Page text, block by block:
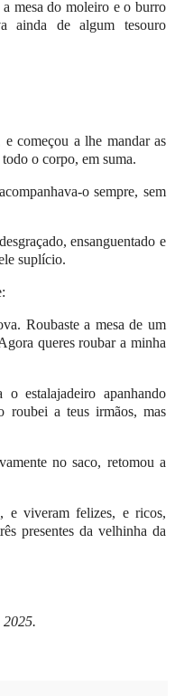
mesa do moleiro e o burro
ainda de algum tesouro
começou a lhe mandar as
o corpo, em suma.
o sempre, sem
ensanguentado e
suplício.
Roubaste a mesa de um
queres roubar a minha
estalajadeiro apanhando
roubei a teus irmãos, mas
no saco, retomou a
e viveram felizes, e ricos,
presentes da velhinha da